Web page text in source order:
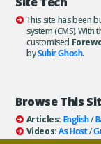
This site has been
system (CMS). With
customised
bySubir Ghosh.
Browse This
Articles: English/
Videos: As Host/